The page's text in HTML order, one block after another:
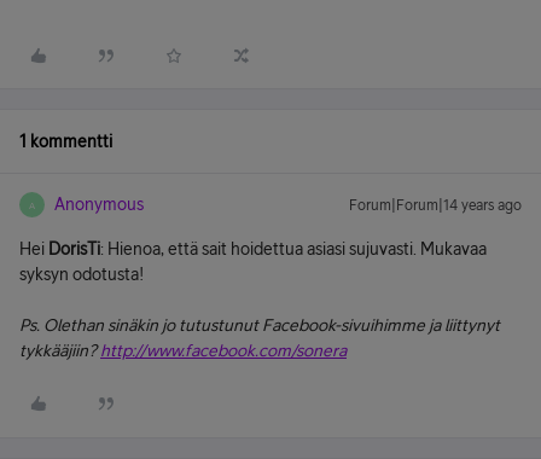
1 kommentti
A Anonymous Forum|Forum|14 years ago
Hei DorisTi: Hienoa, että sait hoidettua asiasi sujuvasti. Mukavaa
syksyn odotusta!
Ps. Olethan sinäkin jo tutustunut Facebook-sivuihimme ja liittynyt
tykkääjiin?http://www.facebook.com/sonera